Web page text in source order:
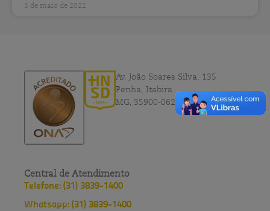
3 de maio de 2022
Av. João Soares Silva, 135
Penha, Itabira
MG, 35900-062
Central de Atendimento
Telefone: (31) 3839-1400
Whatsapp: (31) 3839-1400